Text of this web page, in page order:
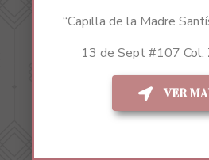
“Capilla de la Madre
13 de Sept #107 Col.
VER